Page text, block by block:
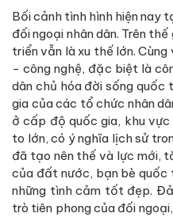
Bối cảnh tình hình hiện nay
đối ngoại nhân dân. Trên
triển vẫn là xu thế lớn.
- công nghệ, đặc biệt là
dân chủ hóa đời sống quốc
gia của các tổ chức nhân
ở cấp độ quốc gia, khu
to lớn, có ý nghĩa lịch sử
đã tạo nên thế và lực mới,
của đất nước, bạn bè
những tình cảm tốt đẹp.
trò tiên phong của đối